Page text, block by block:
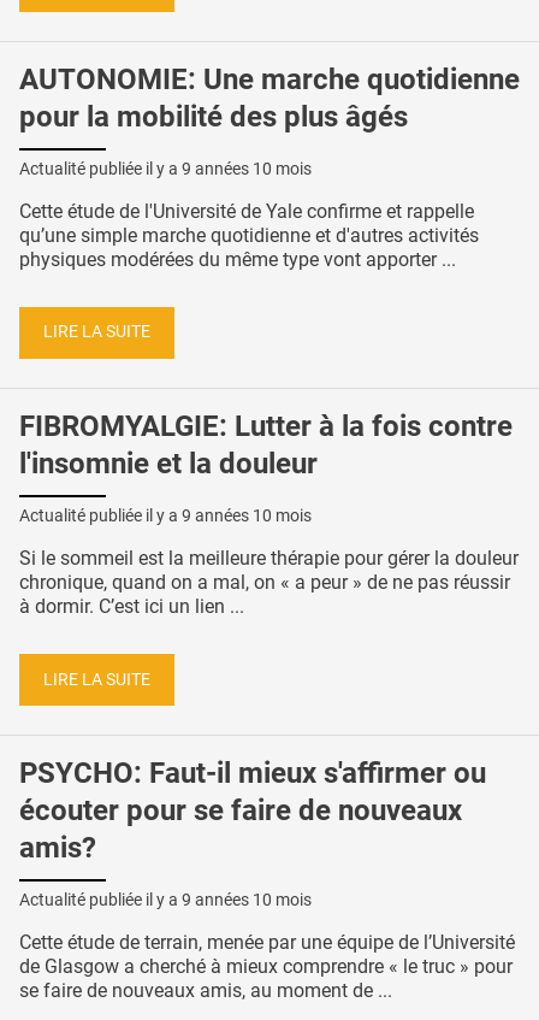
AUTONOMIE: Une marche quotidienne
pour la mobilité des plus âgés
Actualité publiée il y a 9 années 10 mois
Cette étude de l'Université de Yale confirme et rappelle
qu’une simple marche quotidienne et d'autres activités
physiques modérées du même type vont apporter ...
LIRE LA SUITE
FIBROMYALGIE: Lutter à la fois contre
l'insomnie et la douleur
Actualité publiée il y a 9 années 10 mois
Si le sommeil est la meilleure thérapie pour gérer la douleur
chronique, quand on a mal, on « a peur » de ne pas réussir
à dormir. C’est ici un lien ...
LIRE LA SUITE
PSYCHO: Faut-il mieux s'affirmer ou
écouter pour se faire de nouveaux
amis?
Actualité publiée il y a 9 années 10 mois
Cette étude de terrain, menée par une équipe de l’Université
de Glasgow a cherché à mieux comprendre « le truc » pour
se faire de nouveaux amis, au moment de ...